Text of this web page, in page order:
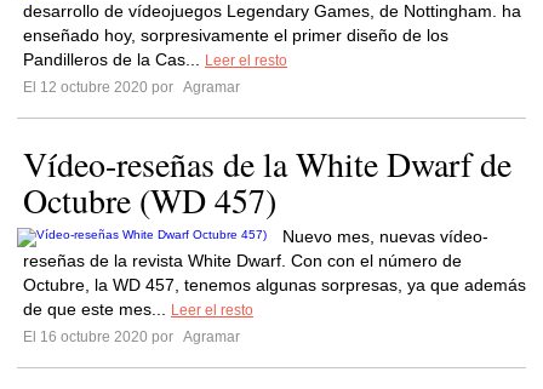
desarrollo de vídeojuegos Legendary Games, de Nottingham. ha
enseñado hoy, sorpresivamente el primer diseño de los
Pandilleros de la Cas...
Leer el resto
El 12 octubre 2020 por Agramar
Vídeo-reseñas de la White Dwarf de
Octubre (WD 457)
Nuevo mes, nuevas vídeo-
reseñas de la revista White Dwarf. Con con el número de
Octubre, la WD 457, tenemos algunas sorpresas, ya que además
de que este mes...
Leer el resto
El 16 octubre 2020 por Agramar